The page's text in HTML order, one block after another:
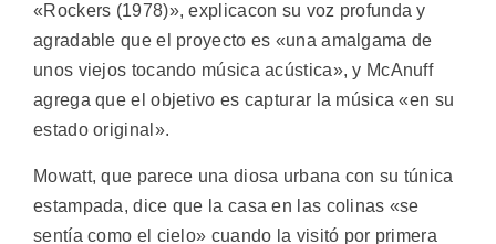
«Rockers (1978)», explicacon su voz profunda y
agradable que el proyecto es «una amalgama de
unos viejos tocando música acústica», y McAnuff
agrega que el objetivo es capturar la música «en su
estado original».
Mowatt, que parece una diosa urbana con su túnica
estampada, dice que la casa en las colinas «se
sentía como el cielo» cuando la visitó por primera